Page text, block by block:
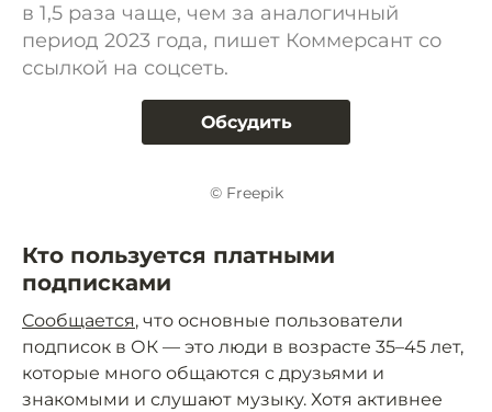
в 1,5 раза чаще, чем за аналогичный
период 2023 года, пишет Коммерсант со
ссылкой на соцсеть.
Обсудить
© Freepik
Кто пользуется платными
подписками
Сообщается, что основные пользователи
подписок в ОК — это люди в возрасте 35–45 лет,
которые много общаются с друзьями и
знакомыми и слушают музыку. Хотя активнее